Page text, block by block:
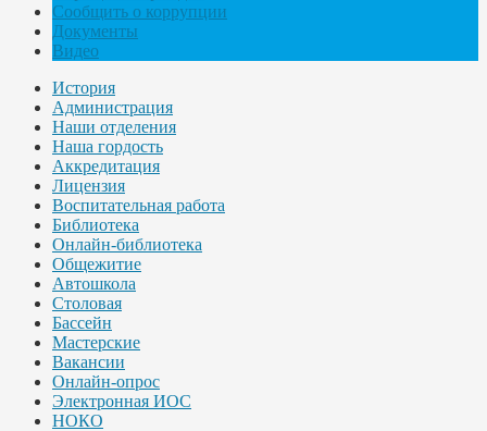
Сообщить о коррупции
Документы
Видео
История
Администрация
Наши отделения
Наша гордость
Аккредитация
Лицензия
Воспитательная работа
Библиотека
Онлайн-библиотека
Общежитие
Автошкола
Столовая
Бассейн
Мастерские
Вакансии
Онлайн-опрос
Электронная ИОС
НОКО